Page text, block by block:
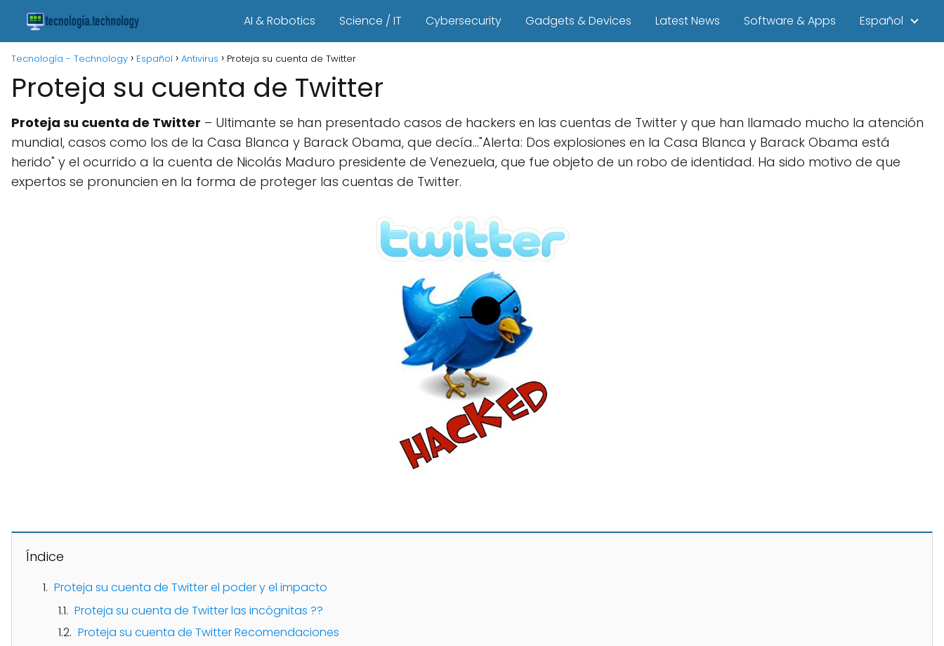
AI & Robotics Science / IT Cybersecurity Gadgets & Devices Latest News Software & Apps Español
Tecnología - Technology Español Antivirus Proteja su cuenta de Twitter
Proteja su cuenta de Twitter
Proteja su cuenta de Twitter – Ultimante se han presentado casos de hackers en las cuentas de Twitter y que han llamado mucho la atención
mundial, casos como los de la Casa Blanca y Barack Obama, que decía…"Alerta: Dos explosiones en la Casa Blanca y Barack Obama está
herido" y el ocurrido a la cuenta de Nicolás Maduro presidente de Venezuela, que fue objeto de un robo de identidad. Ha sido motivo de que
expertos se pronuncien en la forma de proteger las cuentas de Twitter.
Índice
Proteja su cuenta de Twitter el poder y el impacto
Proteja su cuenta de Twitter las incógnitas ??
Proteja su cuenta de Twitter Recomendaciones